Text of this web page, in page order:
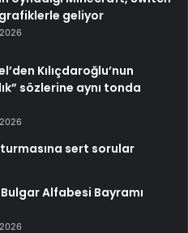
grafiklerle geliyor
Kılıçdaroğlu’nun
sözlerine aynı tonda
sert sorular
Bulgar Alfabesi Bayramı